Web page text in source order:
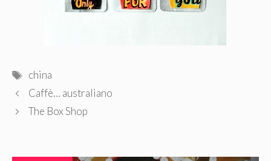
Tag
china
Caffè… australiano
The Box Shop